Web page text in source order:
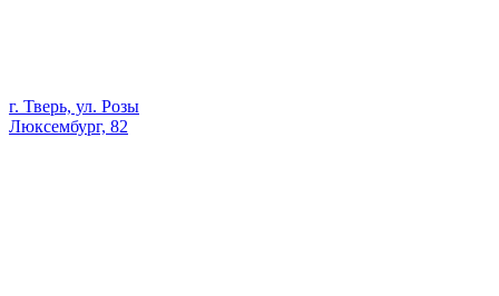
г. Тверь, ул. Розы
Люксембург, 82